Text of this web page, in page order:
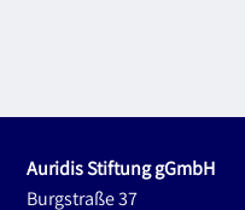
Auridis Stiftung gGmbH
Burgstraße 37